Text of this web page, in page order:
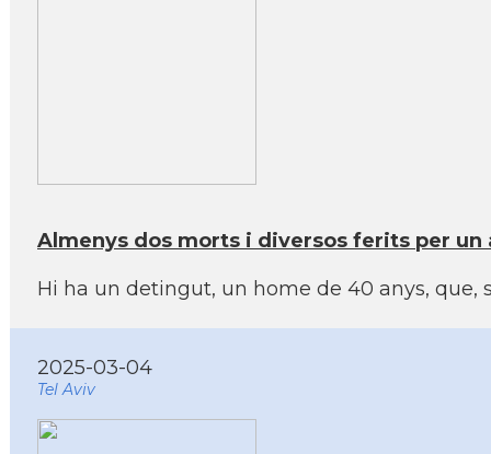
Almenys dos morts i diversos ferits per
Hi ha un detingut, un home de 40 anys, que,
2025-03-04
Tel Aviv